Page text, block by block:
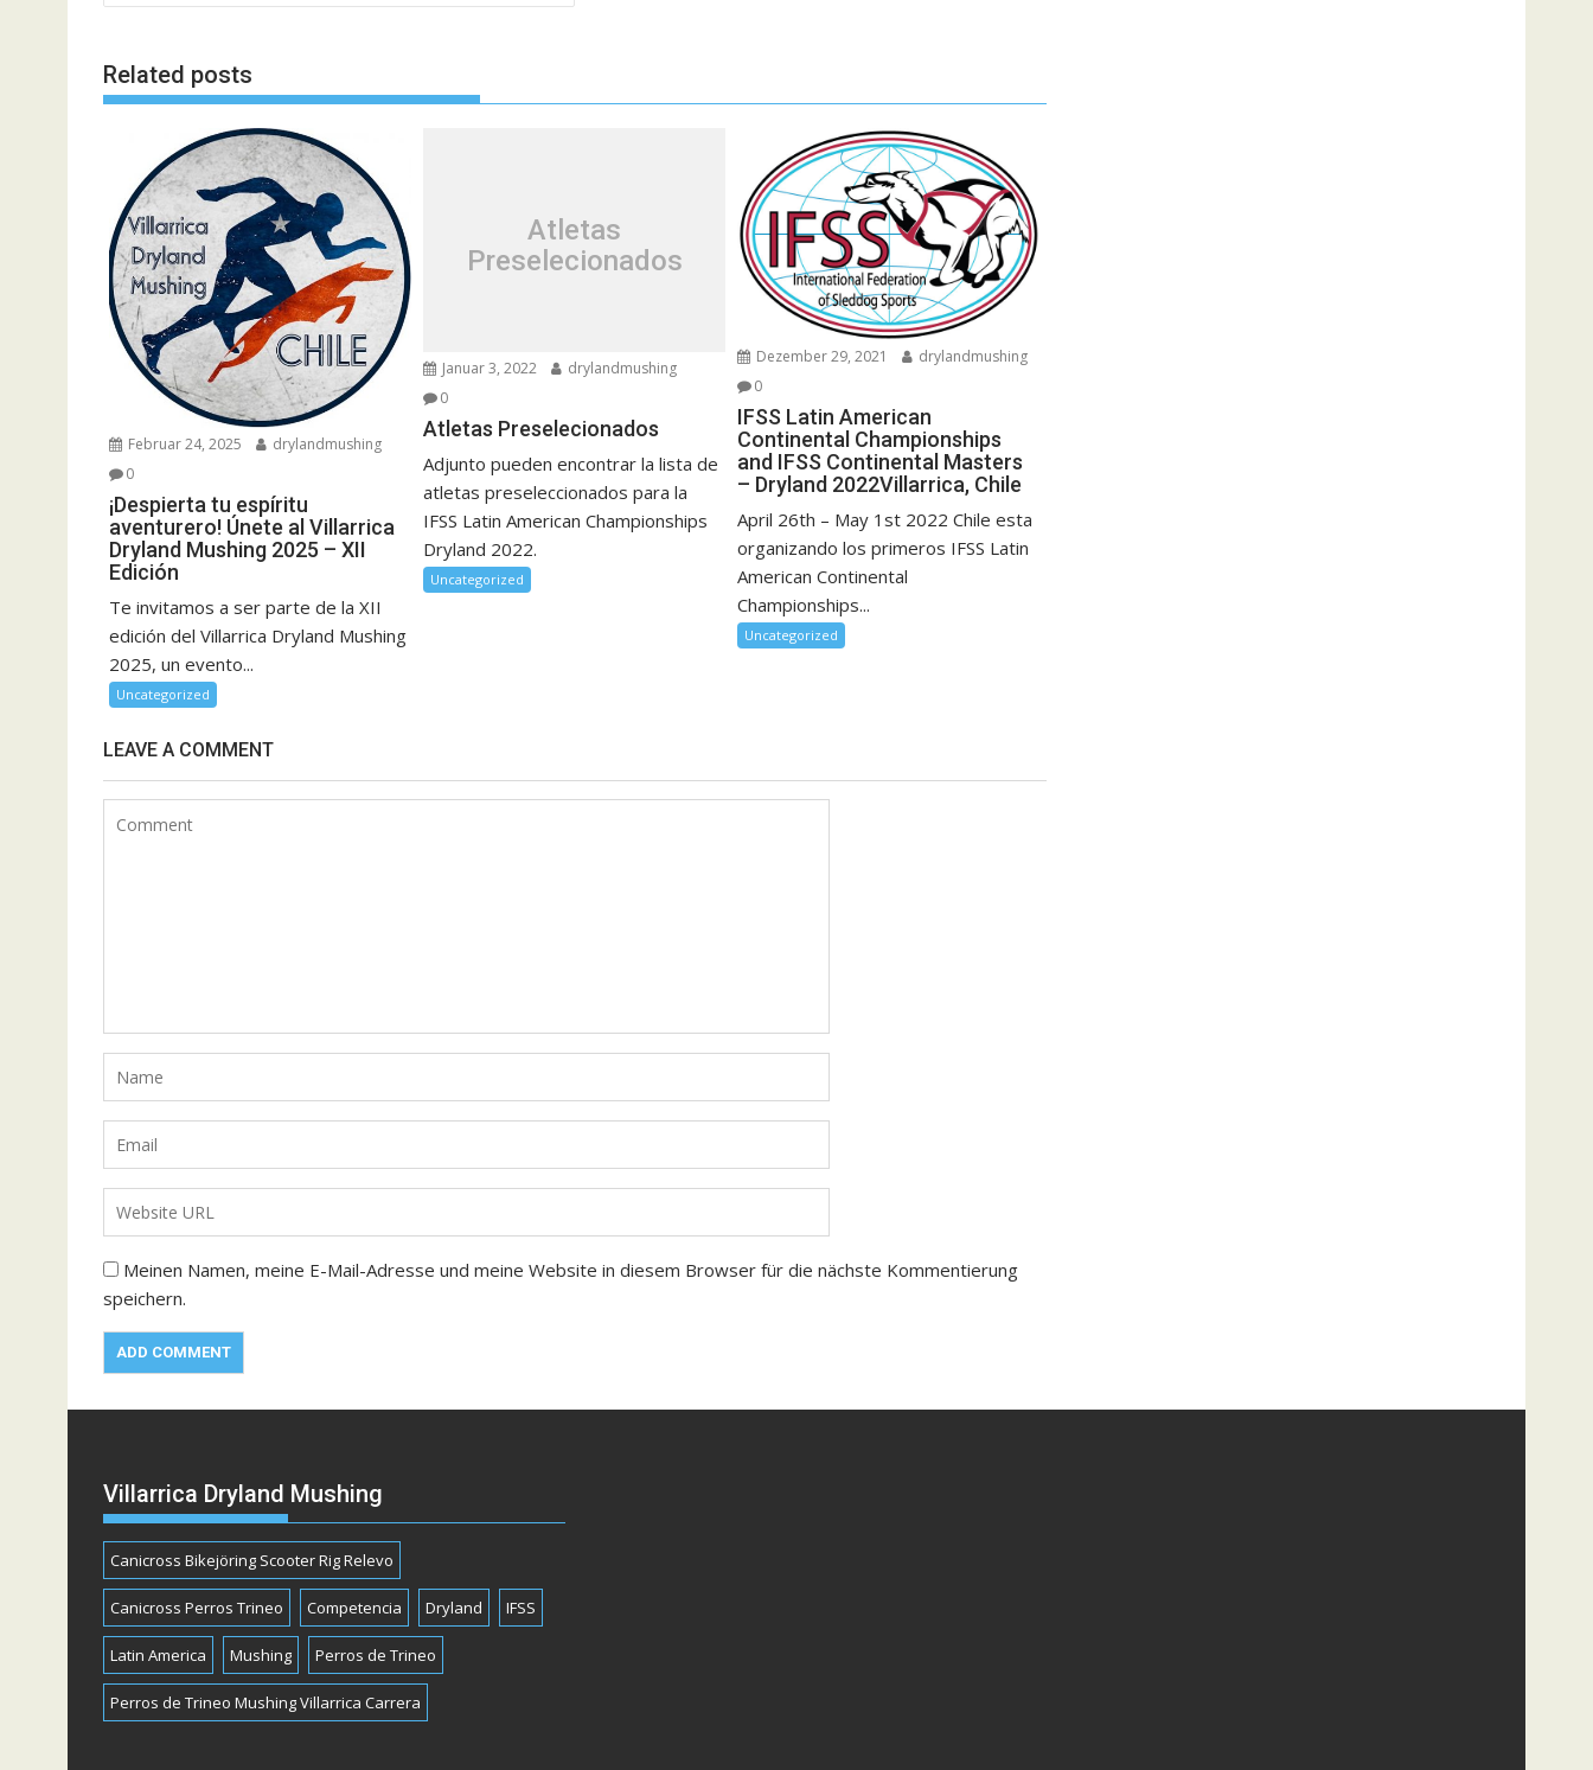
Related posts
Februar 24, 2025
drylandmushing
0
¡Despierta tu espíritu
aventurero! Únete al Villarrica
Dryland Mushing 2025 – XII
Edición
Te invitamos a ser parte de la XII
edición del Villarrica Dryland Mushing
2025, un evento...
Uncategorized
Atletas
Preselecionados
Januar 3, 2022
drylandmushing
0
Atletas Preselecionados
Adjunto pueden encontrar la lista de
atletas preseleccionados para la
IFSS Latin American Championships
Dryland 2022.
Uncategorized
Dezember 29, 2021
drylandmushing
0
IFSS Latin American
Continental Championships
and IFSS Continental Masters
– Dryland 2022Villarrica, Chile
April 26th – May 1st 2022 Chile esta
organizando los primeros IFSS Latin
American Continental
Championships...
Uncategorized
LEAVE A COMMENT
Meinen Namen, meine E-Mail-Adresse und meine Website in diesem Browser für die nächste Kommentierung
speichern.
Villarrica Dryland Mushing
Canicross Bikejöring Scooter Rig Relevo
Canicross Perros Trineo Competencia Dryland IFSS
Latin America Mushing Perros de Trineo
Perros de Trineo Mushing Villarrica Carrera